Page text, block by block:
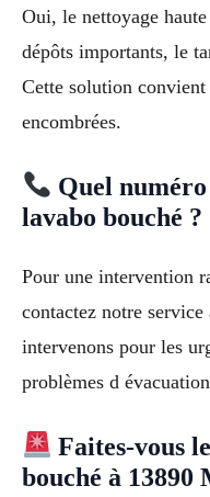
Oui, le nettoyage
dépôts importants, le
Cette solution
encombrées.
Quel
lavabo bouché ?
Pour une intervention
contactez notre
intervenons pour les
problèmes d
Faites-vous
bouché à 13890